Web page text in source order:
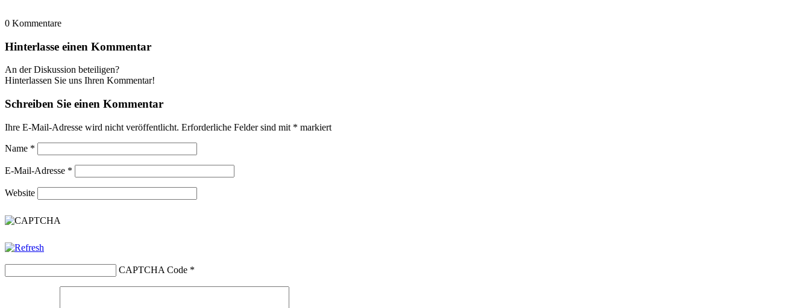
0 Kommentare
Hinterlasse einen Kommentar
An der Diskussion beteiligen?
Hinterlassen Sie uns Ihren Kommentar!
Schreiben Sie einen Kommentar
Ihre E-Mail-Adresse wird nicht veröffentlicht. Erforderliche Felder sind mit * markiert
Name *
E-Mail-Adresse *
Website
CAPTCHA Code *